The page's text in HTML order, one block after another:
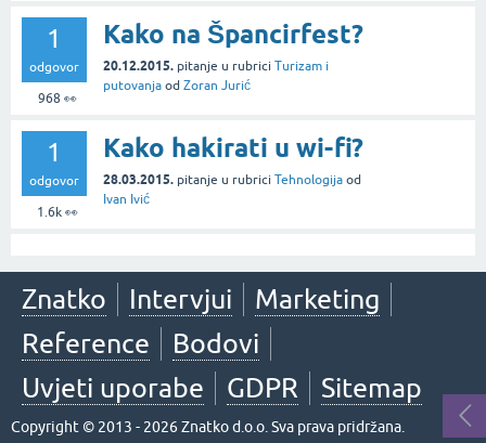
1
odgovor
968 👀
Kako na Špancirfest?
20.12.2015. pitanje u rubrici Turizam i
putovanja od Zoran Jurić
1
odgovor
1.6k👀
Kako hakirati u wi-fi?
28.03.2015. pitanje u rubrici Tehnologija od
Ivan Ivić
Znatko Intervjui
Marketing
Reference
Bodovi
Uvjeti uporabe
GDPR Sitemap
Copyright © 2013 - 2026 Znatko d.o.o. Sva prava pridržana.